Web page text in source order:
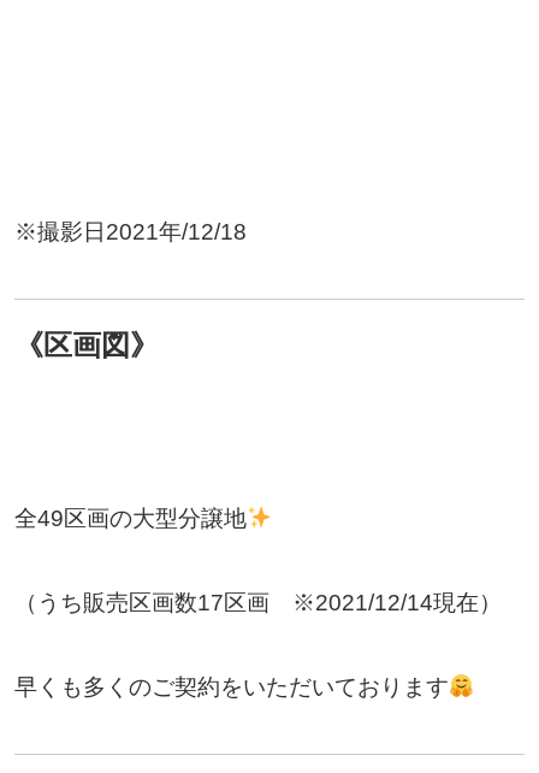
※撮影日2021年/12/18
《区画図》
全49区画の大型分譲地
（うち販売区画数17区画 ※2021/12/14現在）
早くも多くのご契約をいただいております